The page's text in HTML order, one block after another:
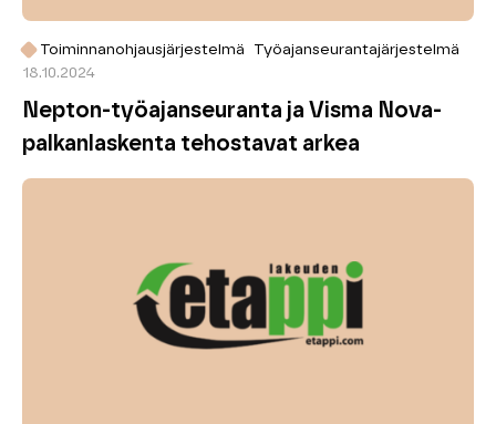
Toiminnanohjausjärjestelmä
Työajanseurantajärjestelmä
18.10.2024
Nepton-työajanseuranta ja Visma Nova-
palkanlaskenta tehostavat arkea